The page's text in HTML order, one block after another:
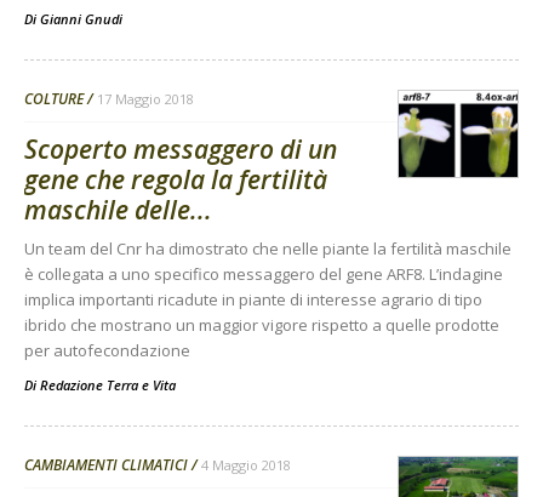
Di Gianni Gnudi
COLTURE 17 Maggio 2018
Scoperto messaggero di un
gene che regola la fertilità
maschile delle...
Un team del Cnr ha dimostrato che nelle piante la fertilità maschile
è collegata a uno specifico messaggero del gene ARF8. L’indagine
implica importanti ricadute in piante di interesse agrario di tipo
ibrido che mostrano un maggior vigore rispetto a quelle prodotte
per autofecondazione
Di Redazione Terra e Vita
CAMBIAMENTI CLIMATICI 4 Maggio 2018